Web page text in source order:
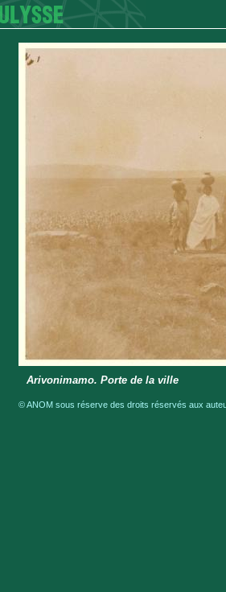
Arivonimamo. Porte de la ville
© ANOM sous réserve des droits réservés aux